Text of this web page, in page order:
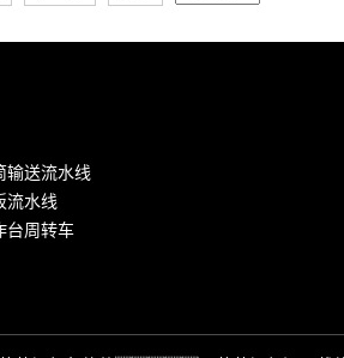
输送流水线
流水线
台周转车